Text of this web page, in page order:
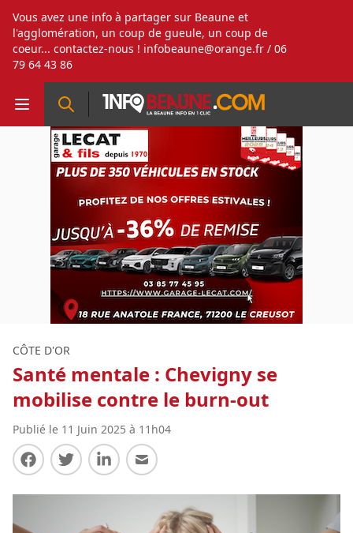
Vous avez une info à partager sur Beaune et
l'agglomération, un coup de gueule, un coup de
coeur... contactez-nous ! infobeaune@orange.fr / 06
79 64 43 86
CÔTE D'OR
Santé mentale : Chevigny se
mobilise contre le burn-out
Publié le 11 Juin 2025 à 11h04
Partager sur Facebook
Partager sur Twitter
Partager sur LinkedIn
Partager par E-mail